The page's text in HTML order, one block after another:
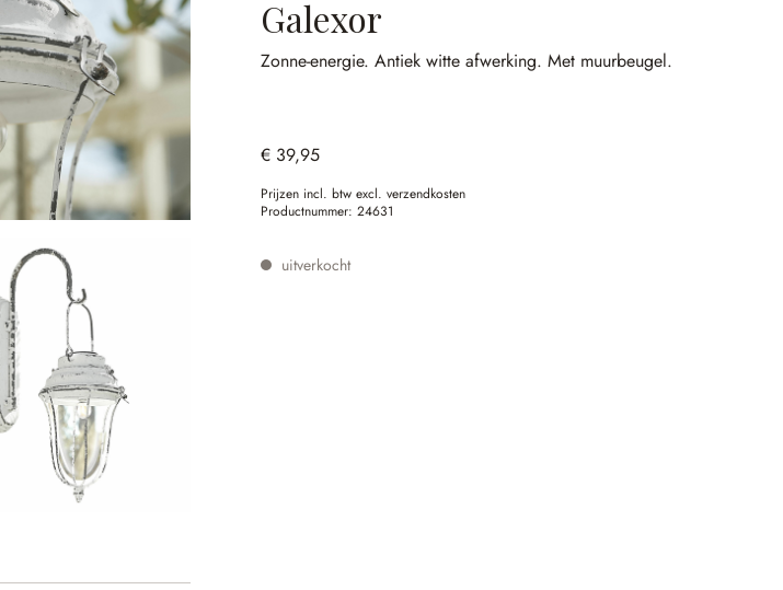
Galexor
Zonne-energie.Antiek witte afwerking.Met muurbeugel.
€ 39,95
Prijzen incl. btw excl. verzendkosten
Productnummer:24631
uitverkocht